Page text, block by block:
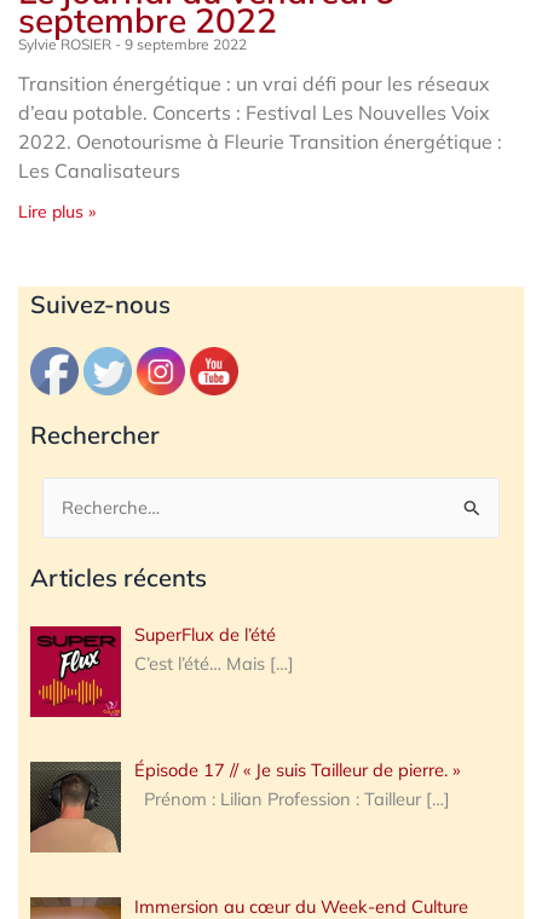
septembre 2022
Sylvie ROSIER 9 septembre 2022
Transition énergétique : un vrai défi pour les réseaux
d’eau potable. Concerts : Festival Les Nouvelles Voix
2022. Oenotourisme à Fleurie Transition énergétique :
Les Canalisateurs
Lire plus »
Suivez-nous
Rechercher
Rechercher :
Articles récents
SuperFlux de l’été
C’est l’été… Mais […]
Épisode 17 // « Je suis Tailleur de pierre. »
Prénom : Lilian Profession : Tailleur […]
Immersion au cœur du Week-end Culture
Archives